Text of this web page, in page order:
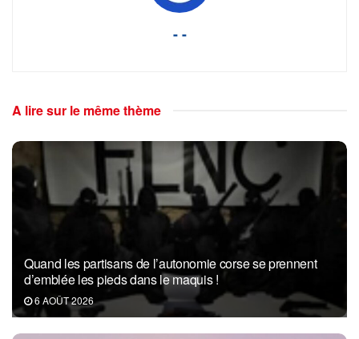
- -
A lire sur le même thème
Quand les partisans de l’autonomie corse se prennent
d’emblée les pieds dans le maquis !
6 AOÛT 2026